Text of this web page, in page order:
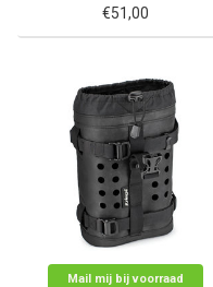
€51,00
Mail mij bij voorraad